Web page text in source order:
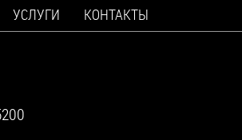
УСЛУГИ КОНТАКТЫ